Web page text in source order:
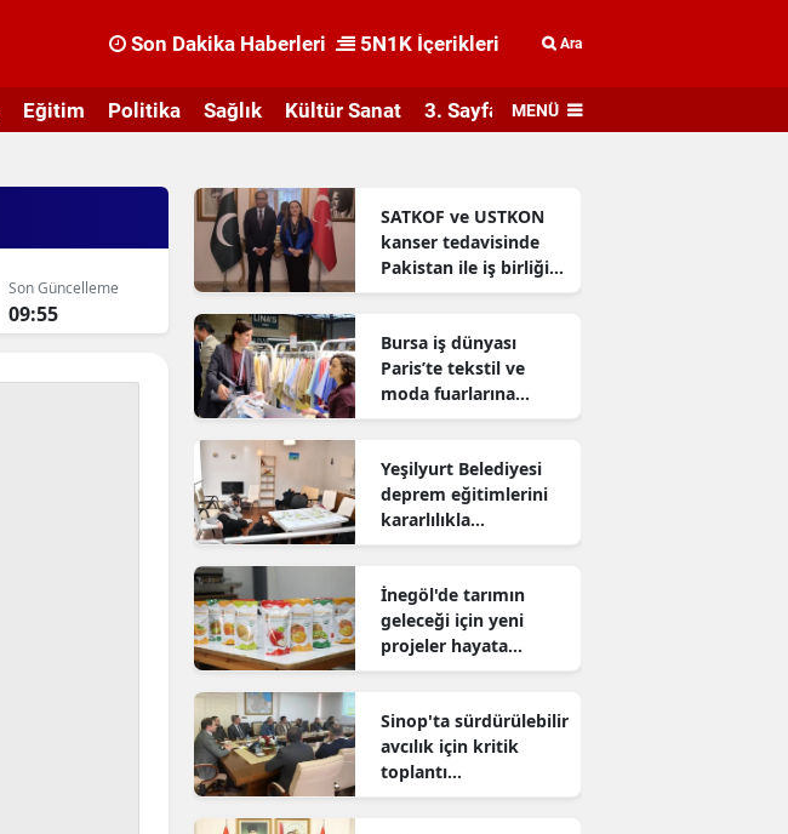
Son Dakika Haberleri 5N1K İçerikleri Ara
Eğitim Politika Sağlık Kültür Sanat 3. Sayfa MENÜ
Son Güncelleme
09:55
SATKOF ve USTKON
kanser tedavisinde
Pakistan ile iş birliği
geliştiriyor
Bursa iş dünyası
Paris’te tekstil ve
moda fuarlarına
katıldı
Yeşilyurt Belediyesi
deprem eğitimlerini
kararlılıkla
sürdürüyor
İnegöl'de tarımın
geleceği için yeni
projeler hayata
geçiriliyor
Sinop'ta sürdürülebilir
avcılık için kritik
toplantı
gerçekleştirildi